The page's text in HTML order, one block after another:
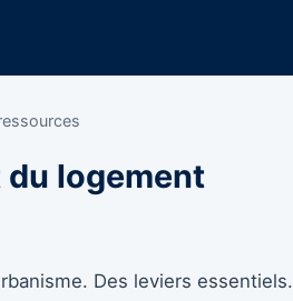
logement
Des leviers essentiels.